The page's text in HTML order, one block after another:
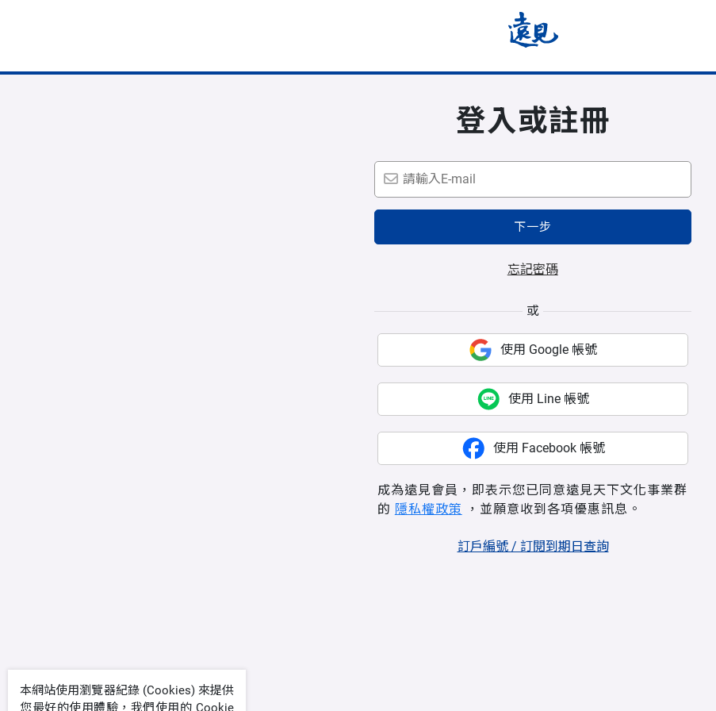
登入或註冊
下一步
忘記密碼
或
使用 Google 帳號
使用 Line 帳號
使用 Facebook 帳號
成為遠見會員，即表示您已同意遠見天下文化事業群
的 隱私權政策 ，並願意收到各項優惠訊息。
訂戶編號 / 訂閱到期日查詢
本網站使用瀏覽器紀錄 (Cookies) 來提供
您最好的使用體驗，我們使用的 Cookie